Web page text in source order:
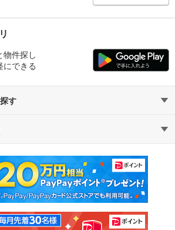
物件探し
にできる
す
中古マンション
中古一戸建て
土地
教えて！住まいの先生